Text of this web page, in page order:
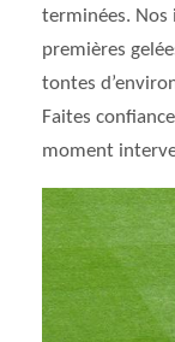
terminées. Nos
premières
tontes
Faites
moment